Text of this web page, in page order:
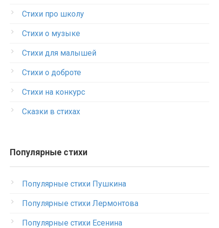
Стихи про школу
Стихи о музыке
Стихи для малышей
Стихи о доброте
Стихи на конкурс
Сказки в стихах
Популярные стихи
Популярные стихи Пушкина
Популярные стихи Лермонтова
Популярные стихи Есенина